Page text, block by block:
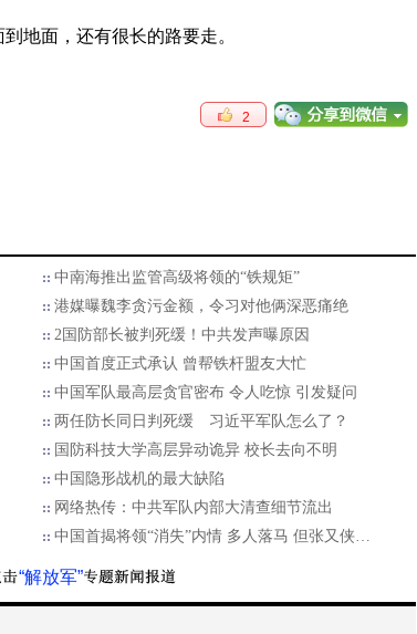
地面，还有很长的路要走。
2
中南海推出监管高级将领的“铁规矩”
港媒曝魏李贪污金额，令习对他俩深恶痛绝
2国防部长被判死缓！中共发声曝原因
中国首度正式承认 曾帮铁杆盟友大忙
中国军队最高层贪官密布 令人吃惊 引发疑问
两任防长同日判死缓 习近平军队怎么了？
国防科技大学高层异动诡异 校长去向不明
中国隐形战机的最大缺陷
网络热传：中共军队内部大清查细节流出
中国首揭将领“消失”内情 多人落马 但张又侠…
“解放军”